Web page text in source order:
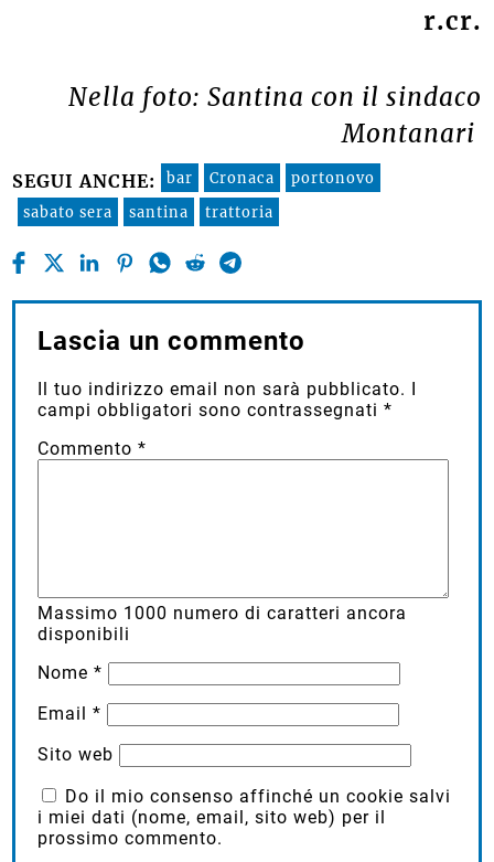
r.cr.
Nella foto: Santina con il sindaco
Montanari
SEGUI ANCHE: bar Cronaca
portonovo
sabato sera
santina trattoria
Lascia un commento
Il tuo indirizzo email non sarà pubblicato. I
campi obbligatori sono contrassegnati*
Commento*
Massimo 1000 numero di caratteri ancora
disponibili
Nome*
Email*
Sito web
Do il mio consenso affinché un cookie salvi
i miei dati (nome, email, sito web) per il
prossimo commento.